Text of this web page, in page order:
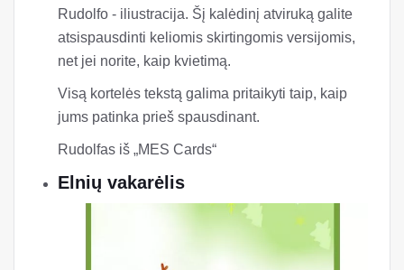
Rudolfo - iliustracija. Šį kalėdinį atviruką galite
atsispausdinti keliomis skirtingomis versijomis,
net jei norite, kaip kvietimą.
Visą kortelės tekstą galima pritaikyti taip, kaip
jums patinka prieš spausdinant.
Rudolfas iš „MES Cards“
Elnių vakarėlis